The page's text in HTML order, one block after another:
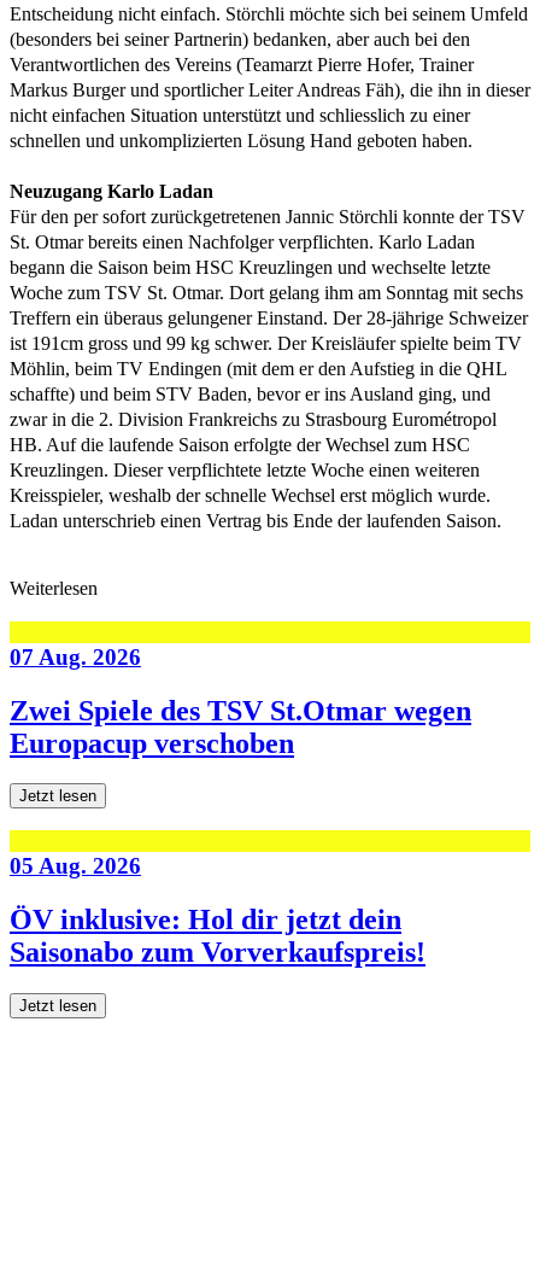
Entscheidung nicht einfach. Störchli möchte sich bei seinem Umfeld
(besonders bei seiner Partnerin) bedanken, aber auch bei den
Verantwortlichen des Vereins (Teamarzt Pierre Hofer, Trainer
Markus Burger und sportlicher Leiter Andreas Fäh), die ihn in dieser
nicht einfachen Situation unterstützt und schliesslich zu einer
schnellen und unkomplizierten Lösung Hand geboten haben.
Neuzugang Karlo Ladan
Für den per sofort zurückgetretenen Jannic Störchli konnte der TSV
St. Otmar bereits einen Nachfolger verpflichten. Karlo Ladan
begann die Saison beim HSC Kreuzlingen und wechselte letzte
Woche zum TSV St. Otmar. Dort gelang ihm am Sonntag mit sechs
Treffern ein überaus gelungener Einstand. Der 28-jährige Schweizer
ist 191cm gross und 99 kg schwer. Der Kreisläufer spielte beim TV
Möhlin, beim TV Endingen (mit dem er den Aufstieg in die QHL
schaffte) und beim STV Baden, bevor er ins Ausland ging, und
zwar in die 2. Division Frankreichs zu Strasbourg Eurométropol
HB. Auf die laufende Saison erfolgte der Wechsel zum HSC
Kreuzlingen. Dieser verpflichtete letzte Woche einen weiteren
Kreisspieler, weshalb der schnelle Wechsel erst möglich wurde.
Ladan unterschrieb einen Vertrag bis Ende der laufenden Saison.
Weiterlesen
07 Aug. 2026
Zwei Spiele des TSV St.Otmar wegen
Europacup verschoben
Jetzt lesen
05 Aug. 2026
ÖV inklusive: Hol dir jetzt dein
Saisonabo zum Vorverkaufspreis!
Jetzt lesen